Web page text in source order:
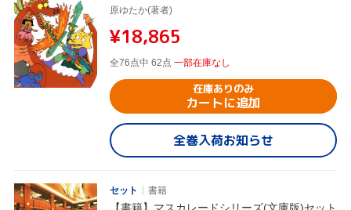
原ゆたか(著者)
¥18,865
全76点中 62点 一部在庫なし
在庫ありのみ
カートに追加
全巻入荷お知らせ
セット 書籍
【書籍】マスカレードシリーズ(文庫版)セット